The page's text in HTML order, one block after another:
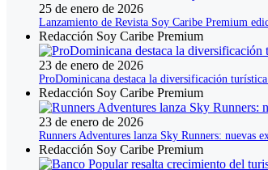
25 de enero de 2026
Lanzamiento de Revista Soy Caribe Premium
Redacción Soy Caribe Premium
23 de enero de 2026
ProDominicana destaca la diversificación
Redacción Soy Caribe Premium
23 de enero de 2026
Runners Adventures lanza Sky Runners: nuevas
Redacción Soy Caribe Premium